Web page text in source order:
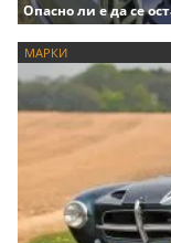
Опасно ли е да се
МАРКИ